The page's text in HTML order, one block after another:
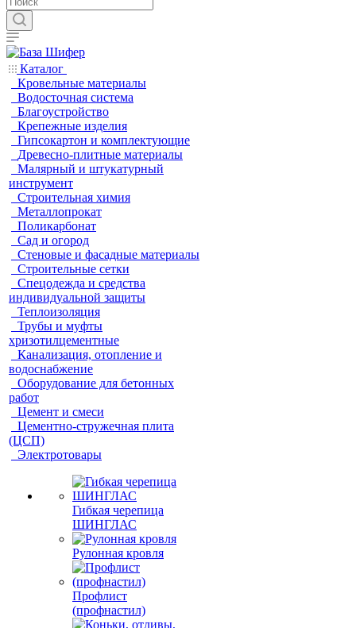
Каталог
Кровельные материалы
Водосточная система
Благоустройство
Крепежные изделия
Гипсокартон и комплектующие
Древесно-плитные материалы
Малярный и штукатурный
инструмент
Строительная химия
Металлопрокат
Поликарбонат
Сад и огород
Стеновые и фасадные материалы
Строительные сетки
Спецодежда и средства
индивидуальной защиты
Теплоизоляция
Трубы и муфты
хризотилцементные
Канализация, отопление и
водоснабжение
Оборудование для бетонных
работ
Цемент и смеси
Цементно-стружечная плита
(ЦСП)
Электротовары
Гибкая черепица
ШИНГЛАС
Рулонная кровля
Профлист
(профнастил)